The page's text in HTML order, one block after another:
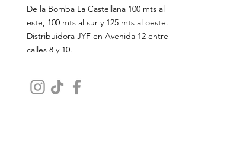
De la Bomba La Castellana 100 mts al
este, 100 mts al sur y 125 mts al oeste.
Distribuidora JYF en Avenida 12 entre
calles 8 y 10.